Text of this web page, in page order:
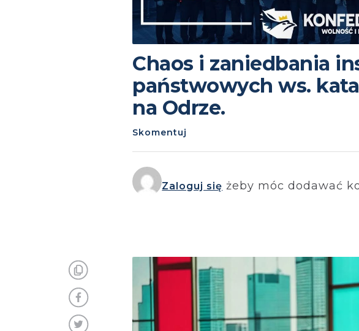
Chaos i zaniedbania
państwowych ws.
na Odrze.
Skomentuj
Zaloguj się żeby móc dodawać